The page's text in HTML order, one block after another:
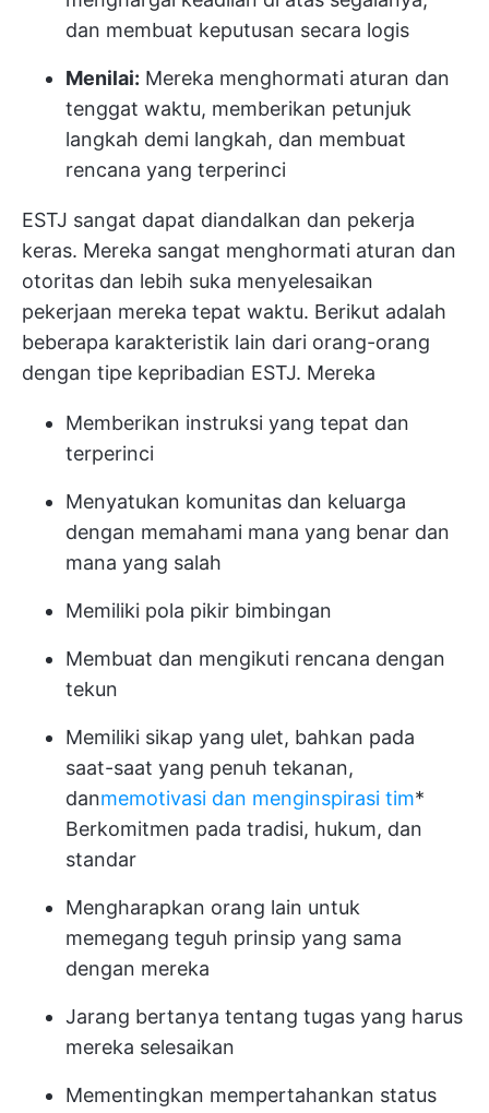
dan membuat keputusan secara logis
Menilai: Mereka menghormati aturan dan
tenggat waktu, memberikan petunjuk
langkah demi langkah, dan membuat
rencana yang terperinci
ESTJ sangat dapat diandalkan dan pekerja
keras. Mereka sangat menghormati aturan dan
otoritas dan lebih suka menyelesaikan
pekerjaan mereka tepat waktu. Berikut adalah
beberapa karakteristik lain dari orang-orang
dengan tipe kepribadian ESTJ. Mereka
Memberikan instruksi yang tepat dan
terperinci
Menyatukan komunitas dan keluarga
dengan memahami mana yang benar dan
mana yang salah
Memiliki pola pikir bimbingan
Membuat dan mengikuti rencana dengan
tekun
Memiliki sikap yang ulet, bahkan pada
saat-saat yang penuh tekanan,
danmemotivasi dan menginspirasi tim*
Berkomitmen pada tradisi, hukum, dan
standar
Mengharapkan orang lain untuk
memegang teguh prinsip yang sama
dengan mereka
Jarang bertanya tentang tugas yang harus
mereka selesaikan
Mementingkan mempertahankan status